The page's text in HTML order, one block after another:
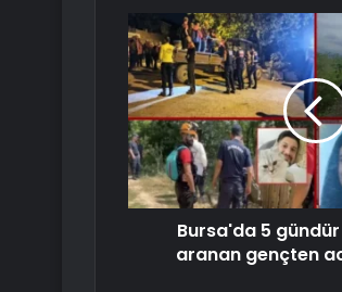
Bursa'da 5
aranan gençten